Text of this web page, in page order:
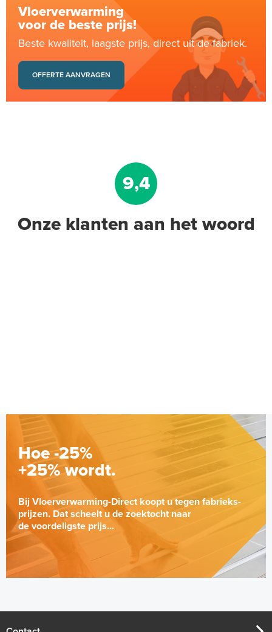
Vloerverwarming
voor de beste prijs!
Beste kwaliteit, laagste prijs, direct uit de fabriek.
OFFERTE AANVRAGEN
9,4
Onze klanten aan het woord
Hoe -25%
+25% wordt.
Bij Vloerverwarming-Direct koopt u tegen fabrieks-
prijzen. Dat scheelt u de zoektocht naar
de voordeligste prijs...